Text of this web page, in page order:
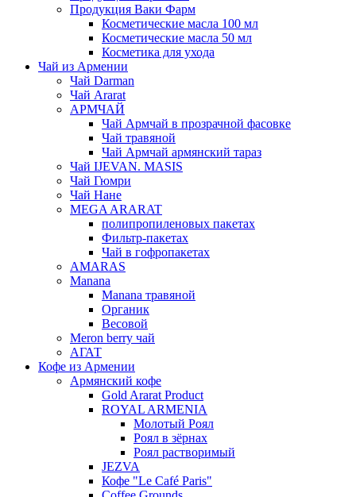
Продукция Ваки Фарм
Косметические масла 100 мл
Косметические масла 50 мл
Косметика для ухода
Чай из Армении
Чай Darman
Чай Ararat
АРМЧАЙ
Чай Армчай в прозрачной фасовке
Чай травяной
Чай Армчай армянский тараз
Чай IJEVAN. MASIS
Чай Гюмри
Чай Нане
MEGA ARARAT
полипропиленовых пакетах
Фильтр-пакетах
Чай в гофропакетах
AMARAS
Manana
Manana травяной
Органик
Весовой
Meron berry чай
АГАТ
Кофе из Армении
Армянский кофе
Gold Ararat Product
ROYAL ARMENIA
Молотый Роял
Роял в зёрнах
Роял растворимый
JEZVA
Кофе "Le Café Paris"